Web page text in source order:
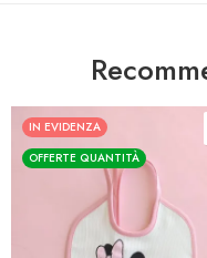
IN EVIDENZA
OFFERTE QUANTITÀ